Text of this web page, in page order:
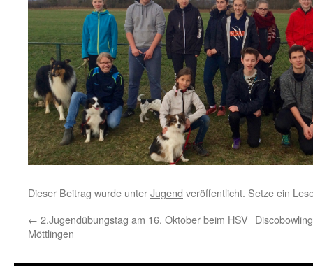
Dieser Beitrag wurde unterJugend veröffentlicht. Setze ein
← 2.Jugendübungstag am 16. Oktober beim HSV
Möttlingen